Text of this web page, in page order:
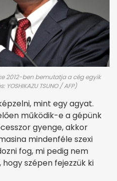
2012-ben bemutatja a cég egyik
TSUNO / AFP)
mint egy agyat.
működik-e a gépünk
gyenge, akkor
mindenféle szexi
fog, mi pedig nem
szépen fejezzük ki